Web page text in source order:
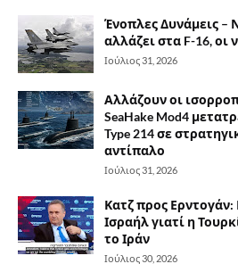
Ένοπλες Δυνάμεις –
αλλάζει στα F-16, οι
Ιούλιος 31, 2026
Αλλάζουν οι
SeaHake Mod4
Type 214 σε
αντίπαλο
Ιούλιος 31, 2026
Κατζ προς Ερντογάν:
Ισραήλ γιατί η
το Ιράν
Ιούλιος 30, 2026